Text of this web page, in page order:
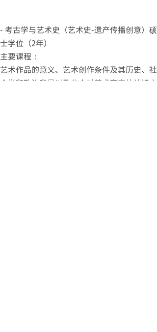
- 考古学与艺术史（艺术史-遗产传播创意）硕
士学位（2年）
主要课程：
艺术作品的意义、艺术创作条件及其历史、社
会学和政治背景以及公众对艺术事实的认识方